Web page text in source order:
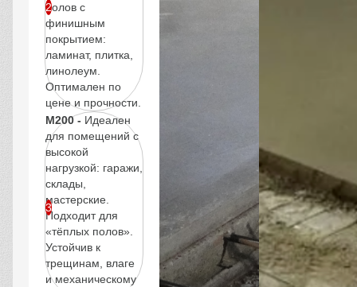
полов с
финишным
покрытием:
ламинат, плитка,
линолеум.
Оптимален по
цене и прочности.
М200 - Идеален
для помещений с
высокой
нагрузкой: гаражи,
склады,
мастерские.
Подходит для
«тёплых полов».
Устойчив к
трещинам, влаге
и механическому